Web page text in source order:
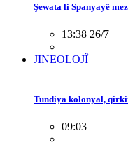
Şewata li Spanyayê
13:38 26/7
JINEOLOJÎ
Tundiya kolonyal,
09:03